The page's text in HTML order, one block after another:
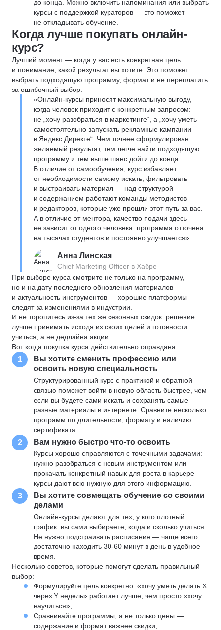
до конца. Можно включить напоминания или выбрать
курсы с поддержкой кураторов — это поможет
не откладывать обучение.
Когда лучше покупать онлайн-
курс?
Лучший момент — когда у вас есть конкретная цель
и понимание, какой результат вы хотите. Это поможет
выбрать подходящую программу, формат и не переплатить
за ошибочный выбор.
«Онлайн-курсы приносят максимальную выгоду,
когда человек приходит с конкретным запросом:
не „хочу разобраться в маркетинге“, а „хочу уметь
самостоятельно запускать рекламные кампании
в Яндекс Директе“. Чем точнее сформулирован
желаемый результат, тем легче найти подходящую
программу и тем выше шанс дойти до конца.
В отличие от самообучения, курс избавляет
от необходимости самому искать, фильтровать
и выстраивать материал — над структурой
и содержанием работают команды методистов
и редакторов, которые уже прошли этот путь за вас.
А в отличие от ментора, качество подачи здесь
не зависит от одного человека: программа отточена
на тысячах студентов и постоянно улучшается»
Анна Линская
Chief Marketing Officer в Хабре
При выборе курса смотрите не только на программу,
но и на дату последнего обновления материалов
и актуальность инструментов — хорошие платформы
следят за изменениями в индустрии.
И не торопитесь из-за тех же сезонных скидок: решение
лучше принимать исходя из своих целей и готовности
учиться, а не дедлайна акции.
Вот когда покупка курса действительно оправдана:
1
Вы хотите сменить профессию или
освоить новую специальность
Структурированный курс с практикой и обратной
связью поможет войти в новую область быстрее, чем
если вы будете сами искать и сохранять самые
разные материалы в интернете. Сравните несколько
программ по длительности, формату и наличию
сертификата.
2 Вам нужно быстро что-то освоить
Курсы хорошо справляются с точечными задачами:
нужно разобраться с новым инструментом или
прокачать конкретный навык для роста в карьере —
курсы дают всю нужную для этого информацию.
3
Вы хотите совмещать обучение со своими
делами
Онлайн-курсы делают для тех, у кого плотный
график: вы сами выбираете, когда и сколько учиться.
Не нужно подстраивать расписание — чаще всего
достаточно находить 30-60 минут в день в удобное
время.
Несколько советов, которые помогут сделать правильный
выбор:
Формулируйте цель конкретно: «хочу уметь делать X
через Y недель» работает лучше, чем просто «хочу
научиться»;
Сравнивайте программы, а не только цены —
содержание и формат важнее скидки;